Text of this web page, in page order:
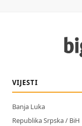
VIJESTI
Banja Luka
Republika Srpska / BiH